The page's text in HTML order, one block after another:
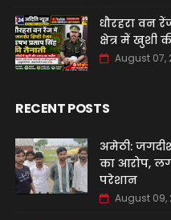
धौरहरा वन
क्षेत्र में खुशी
August 07,
RECENT POSTS
अमेठी:
का आरोप,
परेशान
August 09,